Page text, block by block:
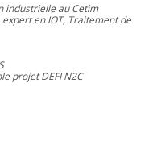
industrielle au Cetim
en IOT, Traitement de
projet DEFI N2C